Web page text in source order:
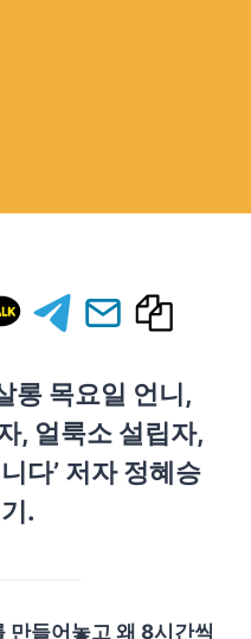
롱 목요일 언니,
, 얼룩소 설립자,
다’ 저자 정혜승
.
만들어놓고 왜 8시간씩